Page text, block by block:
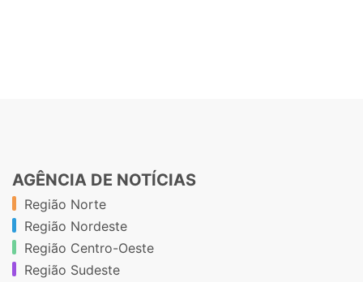
AGÊNCIA DE NOTÍCIAS
Região Norte
Região Nordeste
Região Centro-Oeste
Região Sudeste